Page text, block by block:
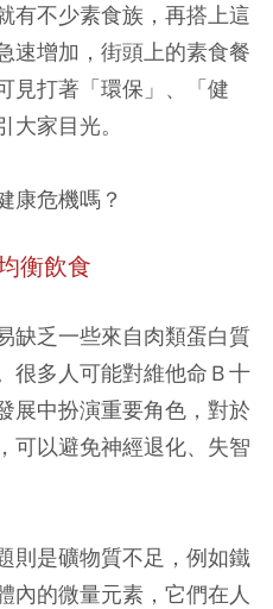
有不少素食族，再搭上這
速增加，街頭上的素食餐
見打著「環保」、「健
家目光。
康危機嗎？
衡飲食
缺乏一些來自肉類蛋白質
很多人可能對維他命Ｂ十
展中扮演重要角色，對於
可以避免神經退化、失智
則是礦物質不足，例如鐵
內的微量元素，它們在人